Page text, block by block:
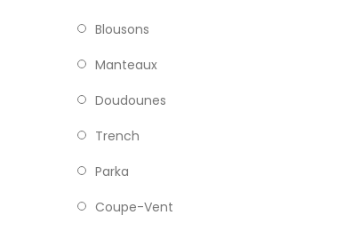
Blousons
Manteaux
Doudounes
Trench
Parka
Coupe-Vent